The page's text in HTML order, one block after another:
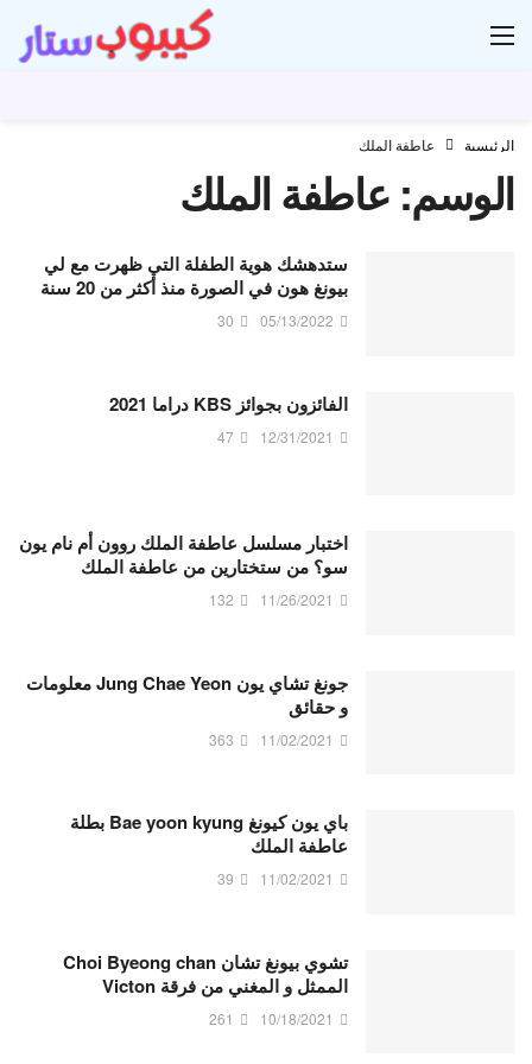
الرئيسية عاطفة الملك
الوسم:عاطفة الملك
ستدهشك هوية الطفلة التي ظهرت مع لي
بيونغ هون في الصورة منذ أكثر من 20 سنة
05/13/2022
30
الفائزون بجوائز KBS دراما 2021
12/31/2021
47
اختبار مسلسل عاطفة الملك روون أم نام يون
سو؟ من ستختارين من عاطفة الملك
11/26/2021
132
جونغ تشاي يون Jung Chae Yeon معلومات
و حقائق
11/02/2021
363
باي يون كيونغ Bae yoon kyung بطلة
عاطفة الملك
11/02/2021
39
تشوي بيونغ تشان Choi Byeong chan
الممثل و المغني من فرقة Victon
10/18/2021
261